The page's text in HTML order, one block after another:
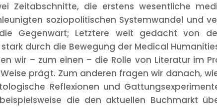
Zeitabschnitte, die erstens wesentliche
soziopolitischen Systemwandel und
Gegenwart; Letztere weit gedacht von
durch die Bewegung der Medical
wir – zum einen – die Rolle von Literatur im
prägt. Zum anderen fragen wir danach,
Reflexionen und
die den aktuellen Buchmarkt